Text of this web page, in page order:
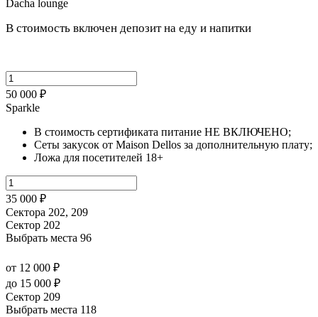
Dacha lounge
В стоимость включен депозит на еду и напитки
50 000 ₽
Sparkle
В стоимость сертификата питание НЕ ВКЛЮЧЕНО;
Сеты закусок от Maison Dellos за дополнительную плату;
Ложа для посетителей 18+
35 000 ₽
Сектора 202, 209
Сектор 202
Выбрать места 96
от 12 000 ₽
до 15 000 ₽
Сектор 209
Выбрать места 118